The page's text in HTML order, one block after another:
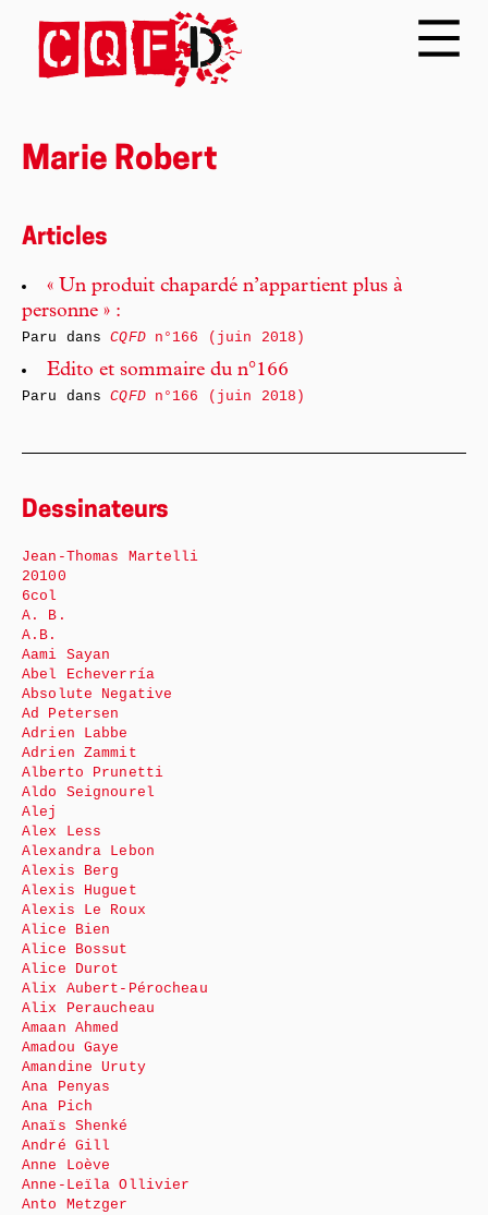
Marie Robert
Articles
« Un produit chapardé n’appartient plus à
personne » :
Paru dansCQFDn°166 (juin 2018)
Edito et sommaire du n°166
Paru dansCQFDn°166 (juin 2018)
Dessinateurs
Jean-Thomas Martelli
20100
6col
A. B.
A.B.
Aami Sayan
Abel Echeverría
Absolute Negative
Ad Petersen
Adrien Labbe
Adrien Zammit
Alberto Prunetti
Aldo Seignourel
Alej
Alex Less
Alexandra Lebon
Alexis Berg
Alexis Huguet
Alexis Le Roux
Alice Bien
Alice Bossut
Alice Durot
Alix Aubert-Pérocheau
Alix Peraucheau
Amaan Ahmed
Amadou Gaye
Amandine Uruty
Ana Penyas
Ana Pich
Anaïs Shenké
André Gill
Anne Loève
Anne-Leïla Ollivier
Anto Metzger